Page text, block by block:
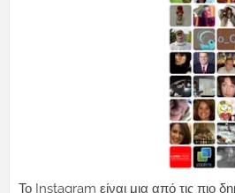
Το Instagram είναι μια από τις πιο